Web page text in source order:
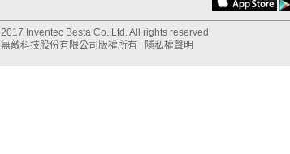
2017 Inventec Besta Co.,Ltd. All rights reserved
無敵科技股份有限公司版權所有
隱私權聲明